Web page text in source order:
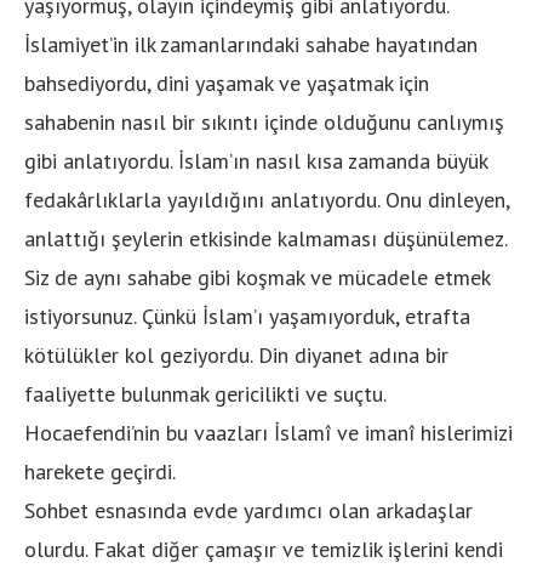
İslamiyet’in ilk zamanlarındaki sahabe hayatından
bahsediyordu, dini yaşamak ve yaşatmak için
sahabenin nasıl bir sıkıntı içinde olduğunu canlıymış
gibi anlatıyordu. İslam’ın nasıl kısa zamanda büyük
fedakârlıklarla yayıldığını anlatıyordu. Onu dinleyen,
anlattığı şeylerin etkisinde kalmaması düşünülemez.
Siz de aynı sahabe gibi koşmak ve mücadele etmek
istiyorsunuz. Çünkü İslam’ı yaşamıyorduk, etrafta
kötülükler kol geziyordu. Din diyanet adına bir
faaliyette bulunmak gericilikti ve suçtu.
Hocaefendi’nin bu vaazları İslamî ve imanî hislerimizi
harekete geçirdi.
Sohbet esnasında evde yardımcı olan arkadaşlar
olurdu. Fakat diğer çamaşır ve temizlik işlerini kendi